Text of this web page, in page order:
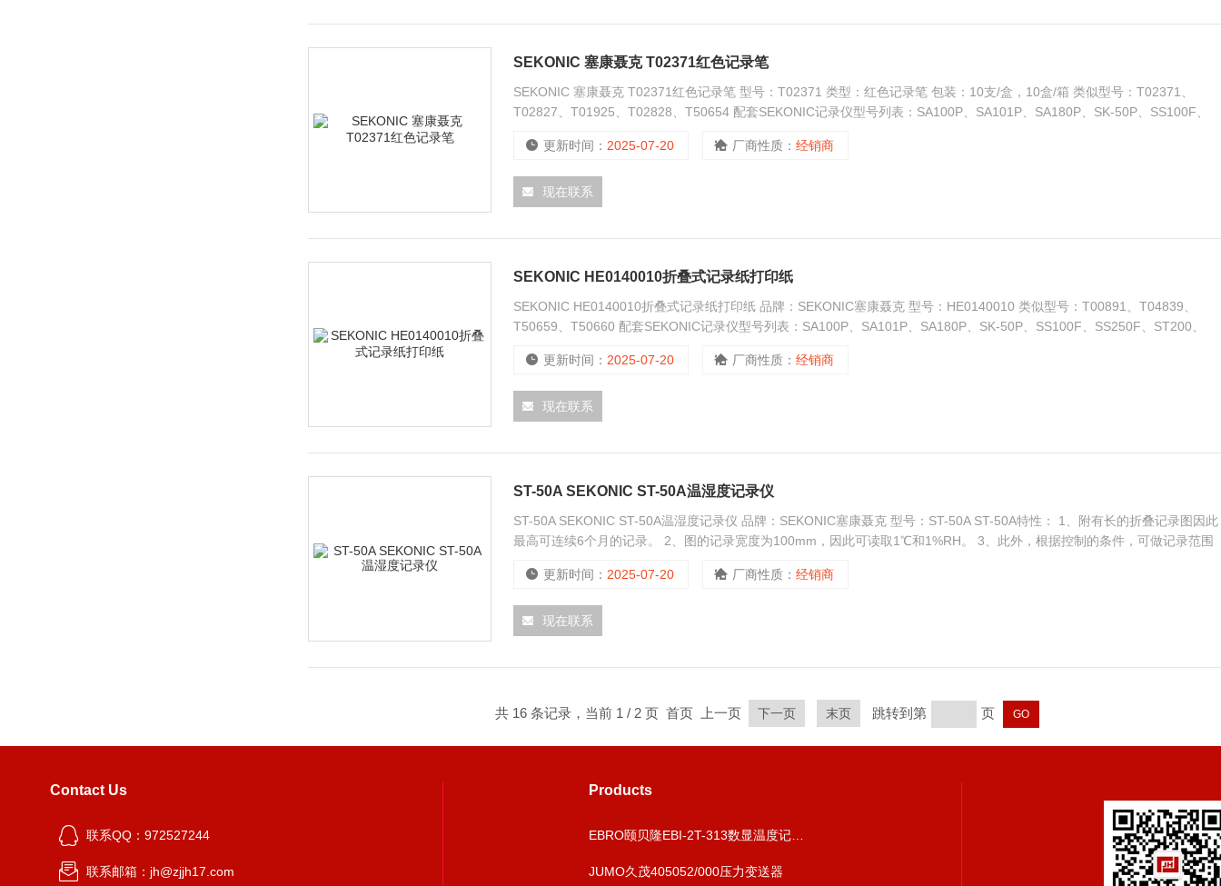
SEKONIC 塞康聂克 T02371红色记录笔
SEKONIC 塞康聂克 T02371红色记录笔 型号：T02371 类型：红色记录笔 包装：10支/盒，10盒/箱 类似型号：T02371、
T02827、T01925、T02828、T50654 配套SEKONIC记录仪型号列表：SA100P、SA101P、SA180P、SK-50P、SS100F、
更新时间： 2025-07-20 厂商性质： 经销商
现在联系
SEKONIC HE0140010折叠式记录纸打印纸
SEKONIC HE0140010折叠式记录纸打印纸 品牌：SEKONIC塞康聂克 型号：HE0140010 类似型号：T00891、T04839、
T50659、T50660 配套SEKONIC记录仪型号列表：SA100P、SA101P、SA180P、SK-50P、SS100F、SS250F、ST200、
更新时间： 2025-07-20 厂商性质： 经销商
现在联系
ST-50A SEKONIC ST-50A温湿度记录仪
ST-50A SEKONIC ST-50A温湿度记录仪 品牌：SEKONIC塞康聂克 型号：ST-50A ST-50A特性： 1、附有长的折叠记录图因此
最高可连续6个月的记录。 2、图的记录宽度为100mm，因此可读取1℃和1%RH。 3、此外，根据控制的条件，可做记录范围
更新时间： 2025-07-20 厂商性质： 经销商
现在联系
共 16 条记录，当前 1 / 2 页 首页 上一页 下一页 末页 跳转到第 页
Contact Us
联系QQ：972527244
联系邮箱：jh@zjjh17.com
Products
JUMO久茂405052/000压力变送器